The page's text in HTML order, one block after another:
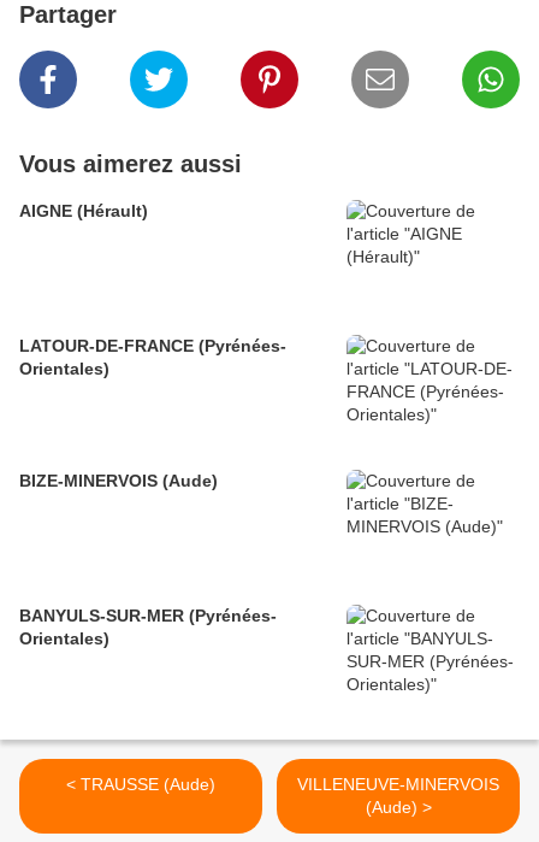
Partager
Vous aimerez aussi
AIGNE (Hérault)
LATOUR-DE-FRANCE (Pyrénées-
Orientales)
BIZE-MINERVOIS (Aude)
BANYULS-SUR-MER (Pyrénées-
Orientales)
< TRAUSSE (Aude)
VILLENEUVE-MINERVOIS
(Aude) >